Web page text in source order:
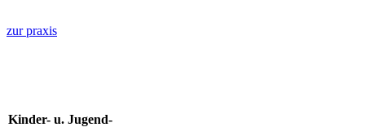
zur pra­xis
Kin­der- u. Jugend­